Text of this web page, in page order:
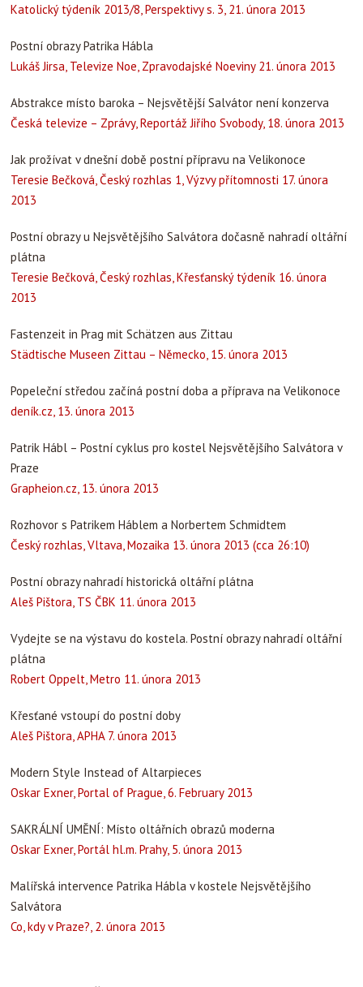
Katolický týdeník 2013/8, Perspektivy s. 3, 21. února 2013
Postní obrazy Patrika Hábla
Lukáš Jirsa, Televize Noe, Zpravodajské Noeviny 21. února 2013
Abstrakce místo baroka – Nejsvětější Salvátor není konzerva
Česká televize – Zprávy, Reportáž Jiřího Svobody, 18. února 2013
Jak prožívat v dnešní době postní přípravu na Velikonoce
Teresie Bečková, Český rozhlas 1, Výzvy přítomnosti 17. února
2013
Postní obrazy u Nejsvětějšího Salvátora dočasně nahradí oltářní
plátna
Teresie Bečková, Český rozhlas, Křesťanský týdeník 16. února
2013
Fastenzeit in Prag mit Schätzen aus Zittau
Städtische Museen Zittau – Německo, 15. února 2013­
Popeleční středou začíná postní doba a příprava na Velikonoce
deník.cz, 13. února 2013
Patrik Hábl – Postní cyklus pro kostel Nejsvětějšího Salvátora v
Praze
Grapheion.cz, 13. února 2013
Rozhovor s Patrikem Háblem a Norbertem Schmidtem
Český rozhlas, Vltava, Mozaika 13. února 2013 (cca 26:10)
Postní obrazy nahradí historická oltářní plátna
Aleš Pištora, TS ČBK 11. února 2013
Vydejte se na výstavu do kostela. Postní obrazy nahradí oltářní
plátna
Robert Oppelt, Metro 11. února 2013
Křesťané vstoupí do postní doby
Aleš Pištora, APHA 7. února 2013
Modern Style Instead of Altarpieces
Oskar Exner, Portal of Prague, 6. February 2013
SAKRÁLNÍ UMĚNÍ: Místo oltářních obrazů moderna
Oskar Exner, Portál hl.m. Prahy, 5. února 2013
Malířská intervence Patrika Hábla v kostele Nejsvětějšího
Salvátora
Co, kdy v Praze?, 2. února 2013